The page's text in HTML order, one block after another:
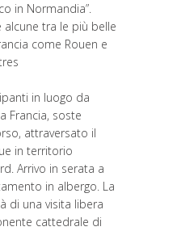
in Normandia”.
tra le più belle
come Rouen e
in luogo da
Francia, soste
attraversato il
in territorio
Arrivo in serata a
in albergo. La
di una visita libera
cattedrale di